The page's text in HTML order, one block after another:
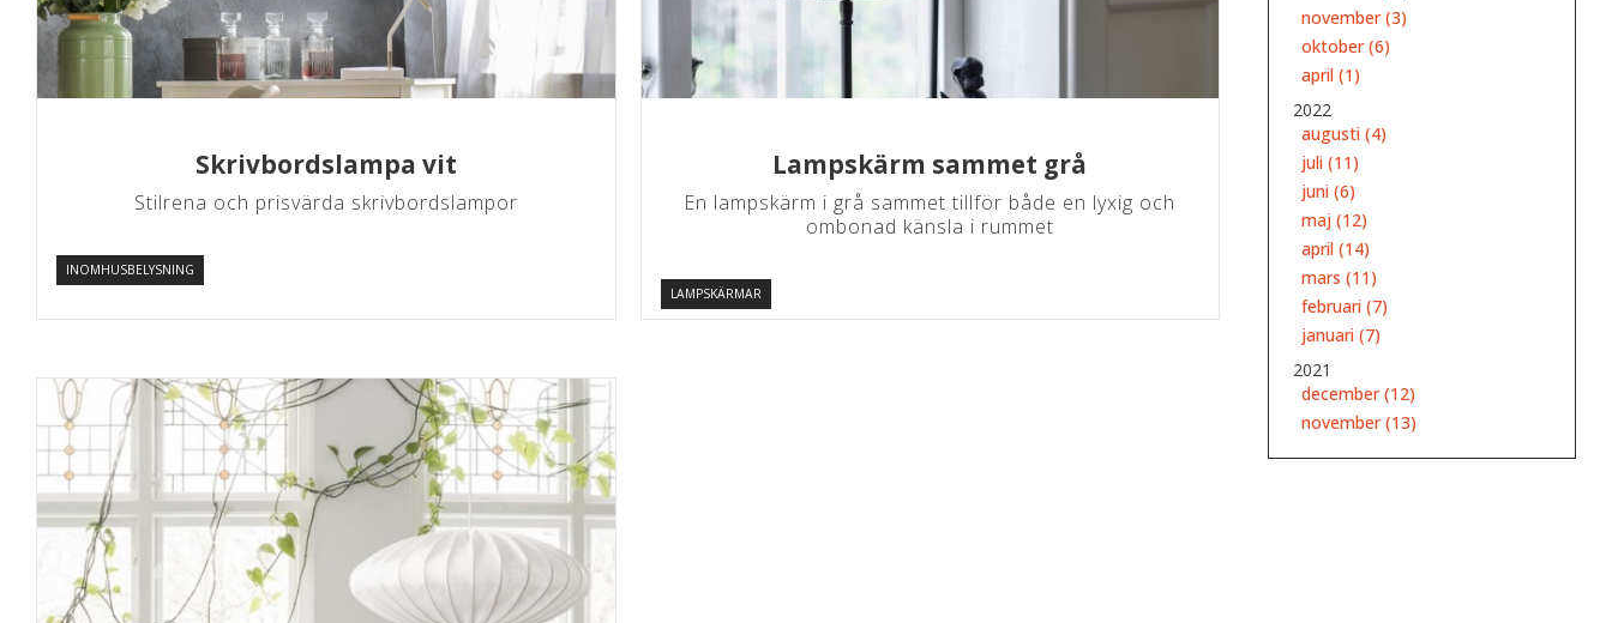
Skrivbordslampa vit
Stilrena och prisvärda skrivbordslampor
INOMHUSBELYSNING
Lampskärm sammet grå
En lampskärm i grå sammet tillför både en lyxig och
ombonad känsla i rummet
LAMPSKÄRMAR
november (3)
oktober (6)
april (1)
2022
augusti (4)
juli (11)
juni (6)
maj (12)
april (14)
mars (11)
februari (7)
januari (7)
2021
december (12)
november (13)